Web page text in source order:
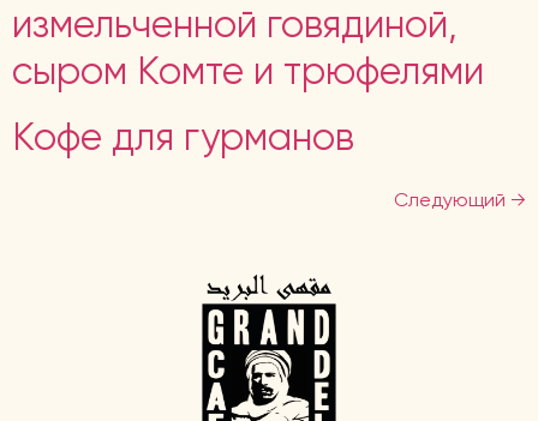
измельченной говядиной,
сыром Комте и трюфелями
Кофе для гурманов
Следующий →